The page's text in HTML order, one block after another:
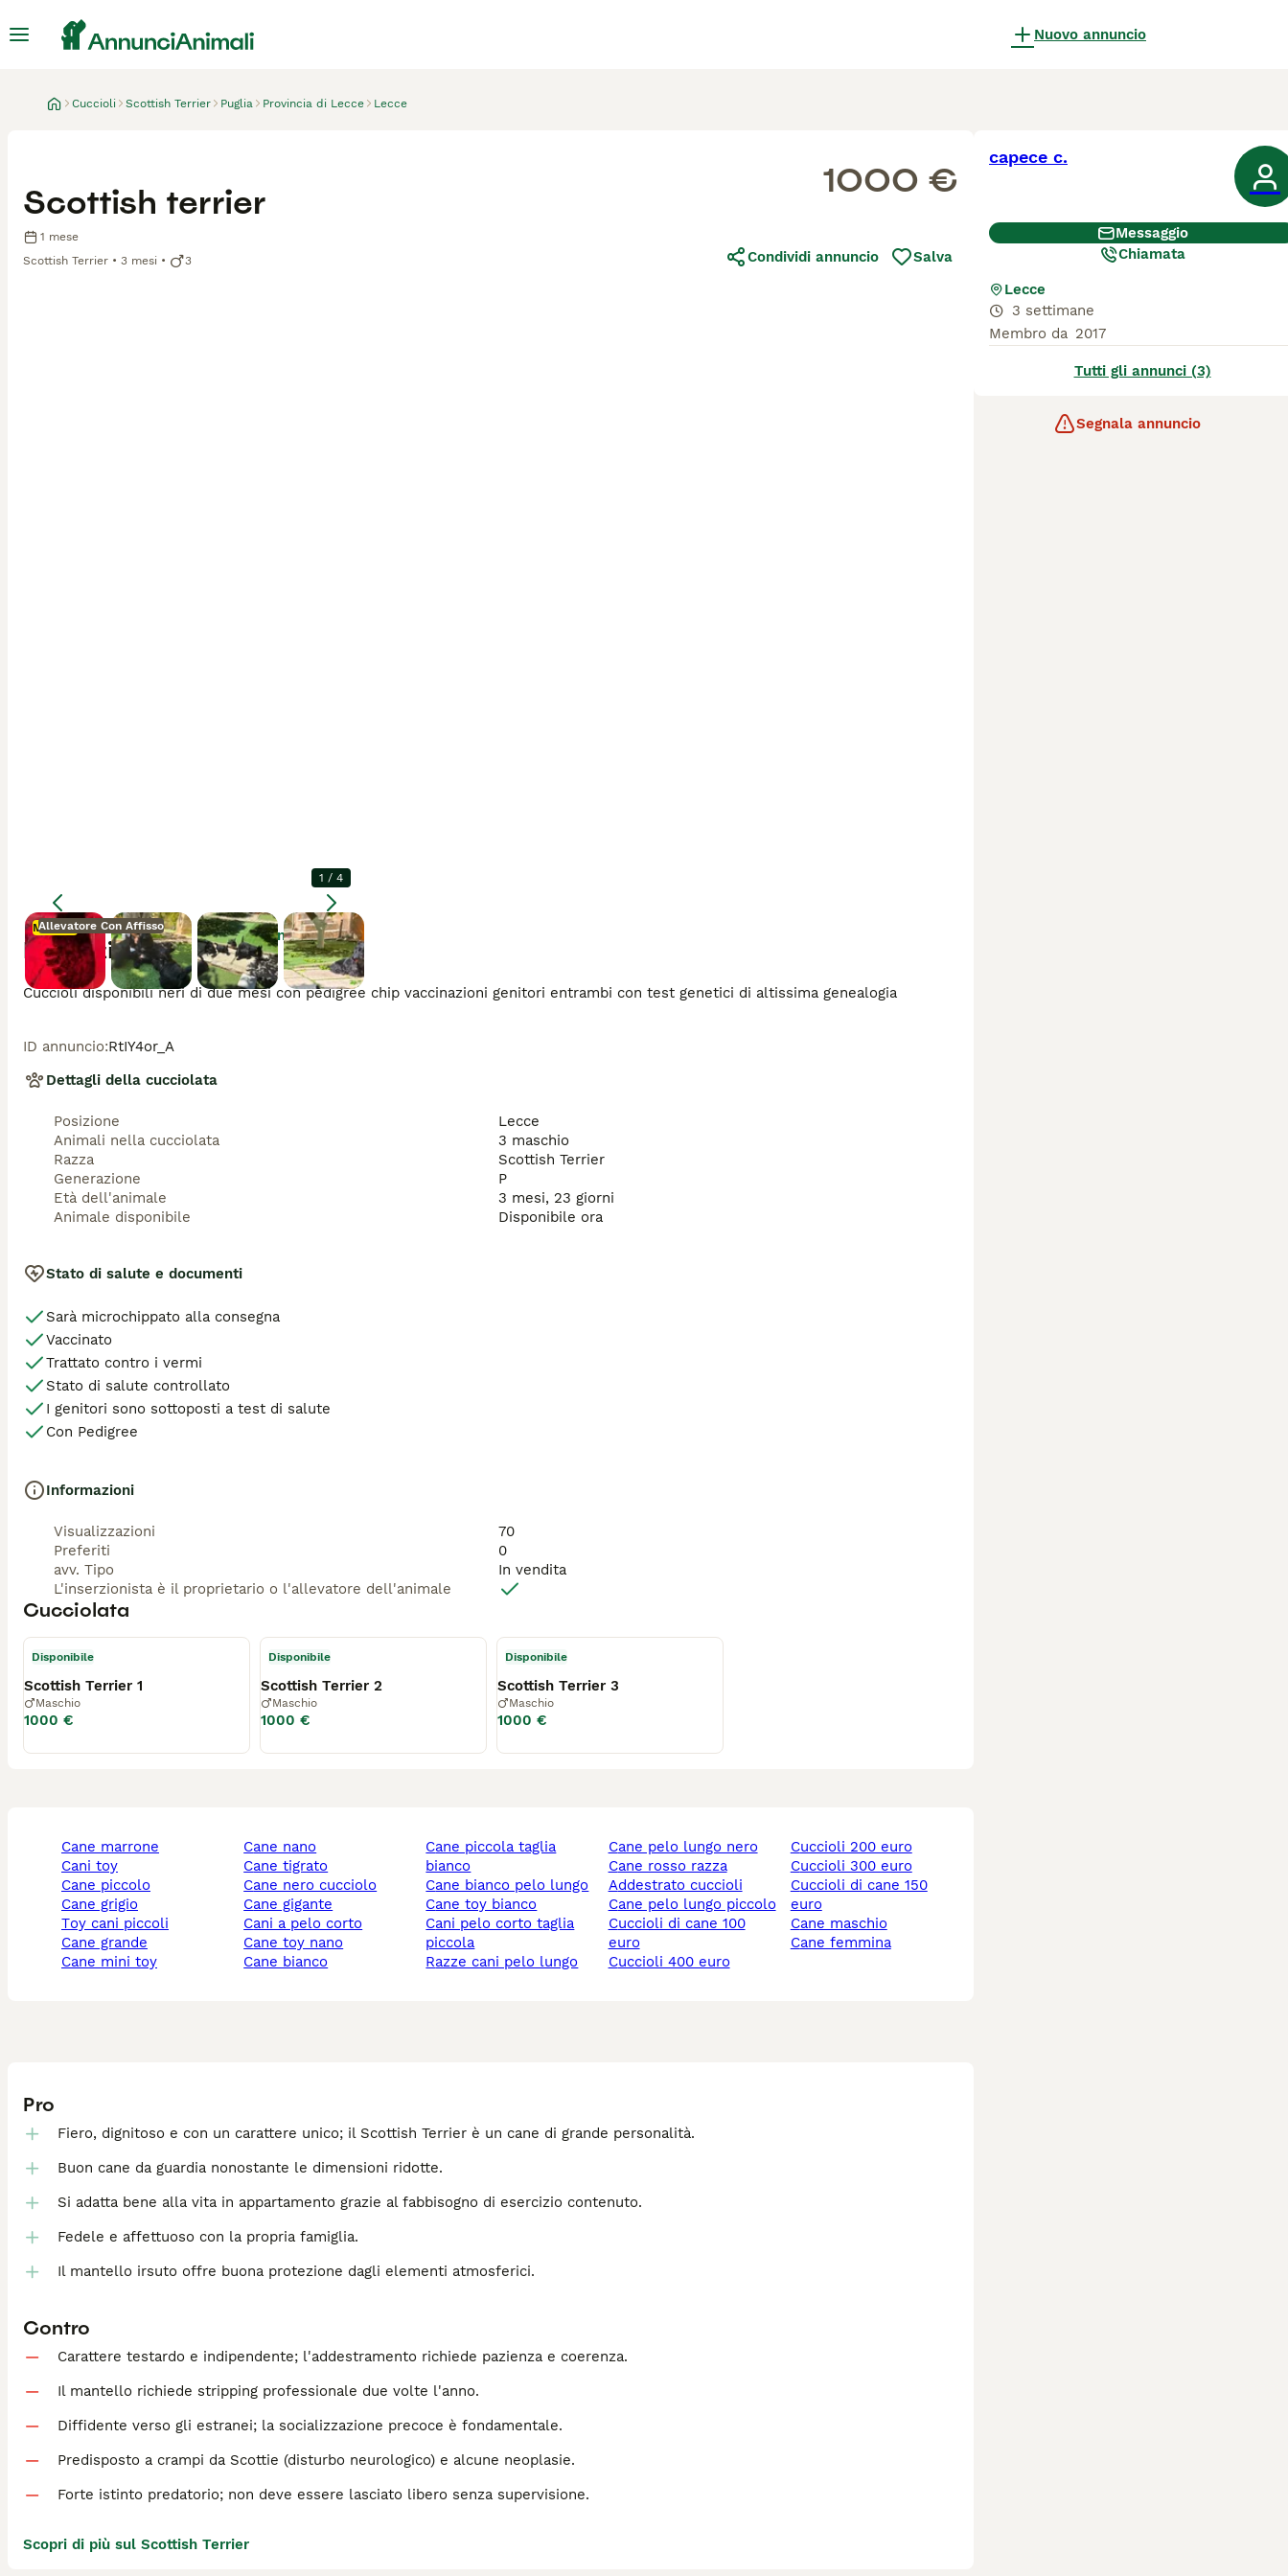
Nuovo annuncio
Cuccioli Scottish Terrier Puglia Provincia di Lecce Lecce
Allevatore Con Affisso
Mamma
Ingrandire
1 / 4
Mamma
Scottish terrier
1 mese
Scottish Terrier
3 mesi 3
1000 €
Condividi annuncio Salva
Descrizione
Cuccioli disponibili neri di due mesi con pedigree chip vaccinazioni genitori entrambi con test genetici di altissima genealogia
ID annuncio:RtIY4or_A
Dettagli della cucciolata
Posizione
Lecce
Animali nella cucciolata
3 maschio
Razza
Scottish Terrier
Generazione
P
Età dell'animale
3 mesi, 23 giorni
Animale disponibile
Disponibile ora
Stato di salute e documenti
Sarà microchippato alla consegna
Vaccinato
Trattato contro i vermi
Stato di salute controllato
I genitori sono sottoposti a test di salute
Con Pedigree
Informazioni
Visualizzazioni
70
Preferiti
0
avv. Tipo
In vendita
L'inserzionista è il proprietario o l'allevatore dell'animale
Cucciolata
Disponibile
Scottish Terrier 1
Maschio
1000 €
Disponibile
Scottish Terrier 2
Maschio
1000 €
Disponibile
Scottish Terrier 3
Maschio
1000 €
cane marrone
cani toy
cane piccolo
cane grigio
toy cani piccoli
cane grande
cane mini toy
cane nano
cane tigrato
cane nero cucciolo
cane gigante
cani a pelo corto
cane toy nano
cane bianco
cane piccola taglia
bianco
cane bianco pelo lungo
cane toy bianco
cani pelo corto taglia
piccola
razze cani pelo lungo
cane pelo lungo nero
cane rosso razza
addestrato cuccioli
cane pelo lungo piccolo
cuccioli di cane 100
euro
cuccioli 400 euro
cuccioli 200 euro
cuccioli 300 euro
cuccioli di cane 150
euro
cane maschio
cane femmina
Pro
Fiero, dignitoso e con un carattere unico; il Scottish Terrier è un cane di grande personalità.
Buon cane da guardia nonostante le dimensioni ridotte.
Si adatta bene alla vita in appartamento grazie al fabbisogno di esercizio contenuto.
Fedele e affettuoso con la propria famiglia.
Il mantello irsuto offre buona protezione dagli elementi atmosferici.
Contro
Carattere testardo e indipendente; l'addestramento richiede pazienza e coerenza.
Il mantello richiede stripping professionale due volte l'anno.
Diffidente verso gli estranei; la socializzazione precoce è fondamentale.
Predisposto a crampi da Scottie (disturbo neurologico) e alcune neoplasie.
Forte istinto predatorio; non deve essere lasciato libero senza supervisione.
Scopri di più sul Scottish Terrier
capece c.
Messaggio
Chiamata
Lecce
3 settimane
Membro da 2017
Tutti gli annunci (3)
Segnala annuncio